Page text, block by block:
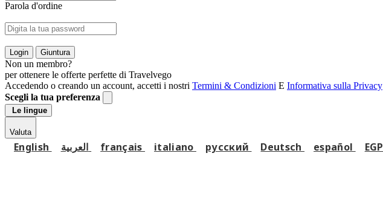
Parola d'ordine
Login Giuntura
Non un membro?
per ottenere le offerte perfette di Travelvego
Accedendo o creando un account, accetti i nostri Termini & Condizioni E Informativa sulla Privacy
Scegli la tua preferenza
Le lingue
Valuta
English français italiano русский Deutsch español EGP